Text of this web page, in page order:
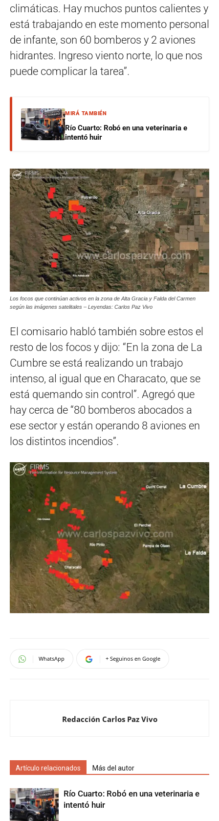
climáticas. Hay muchos puntos calientes y
está trabajando en este momento personal
de infante, son 60 bomberos y 2 aviones
hidrantes. Ingreso viento norte, lo que nos
puede complicar la tarea”.
MIRÁ TAMBIÉN
Río Cuarto: Robó en una veterinaria e
intentó huir
Los focos que continúan activos en la zona de Alta Gracia y Falda del Carmen
según las imágenes satelitales – Leyendas: Carlos Paz Vivo
El comisario habló también sobre estos el
resto de los focos y dijo: “En la zona de La
Cumbre se está realizando un trabajo
intenso, al igual que en Characato, que se
está quemando sin control”. Agregó que
hay cerca de “80 bomberos abocados a
ese sector y están operando 8 aviones en
los distintos incendios”.
WhatsApp + Seguinos en Google
Redacción Carlos Paz Vivo
Artículo relacionados Más del autor
Río Cuarto: Robó en una veterinaria e
intentó huir